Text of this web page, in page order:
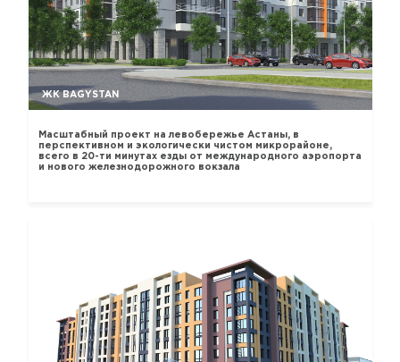
ЖК BAGYSTAN
Масштабный проект на левобережье Астаны, в
перспективном и экологически чистом микрорайоне,
всего в 20-ти минутах езды от международного аэропорта
и нового железнодорожного вокзала